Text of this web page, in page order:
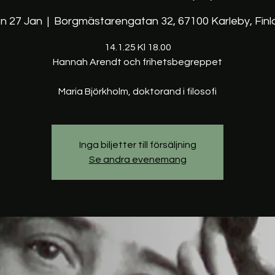
27 Jan
  |
Borgmästarengatan 32, 67100 Karleby,
14.1.25 Kl 18.00
Hannah Arendt och frihetsbegreppet
Maria Björkholm, doktorand i filosofi
Inga biljetter till försäljning
Se andra evenemang